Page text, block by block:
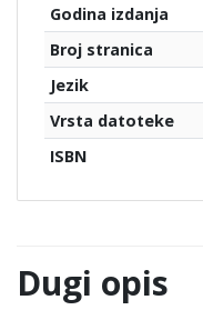
Godina izdanja
Broj stranica
Jezik
Vrsta datoteke
ISBN
Dugi opis